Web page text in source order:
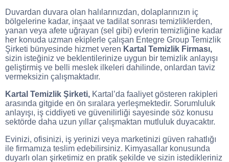
Duvardan duvara olan halılarınızdan, dolaplarınızın iç
bölgelerine kadar, inşaat ve tadilat sonrası temizliklerden,
yanan veya afete uğrayan (sel gibi) evlerin temizliğine kadar
her konuda uzman ekiplerle çalışan Entegre Group Temizlik
Şirketi bünyesinde hizmet veren Kartal Temizlik Firması,
sizin isteğiniz ve beklentilerinize uygun bir temizlik anlayışı
geliştirmiş ve belli meslek ilkeleri dahilinde, onlardan taviz
vermeksizin çalışmaktadır.
Kartal Temizlik Şirketi, Kartal’da faaliyet gösteren rakipleri
arasında gitgide en ön sıralara yerleşmektedir. Sorumluluk
anlayışı, iş ciddiyeti ve güvenilirliği sayesinde söz konusu
sektörde daha uzun yıllar çalışmaktan mutluluk duyacaktır.
Evinizi, ofisinizi, iş yerinizi veya marketinizi güven rahatlığı
ile firmamıza teslim edebilirsiniz. Kimyasallar konusunda
duyarlı olan şirketimiz en pratik şekilde ve sizin istedikleriniz